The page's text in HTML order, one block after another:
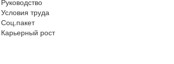
Руководство
Условия труда
Соц.пакет
Карьерный рост